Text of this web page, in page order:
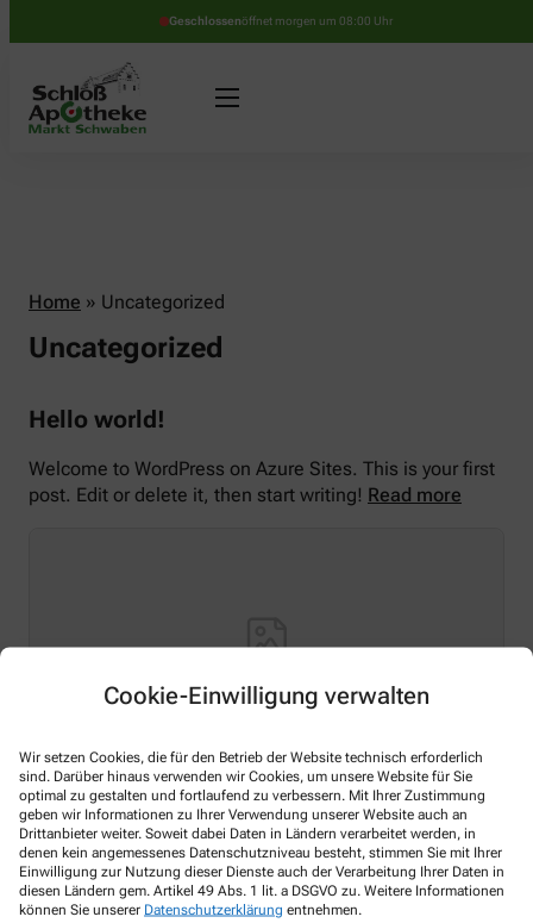
Cookie-Einwilligung verwalten
Wir setzen Cookies, die für den Betrieb der Website technisch erforderlich
sind. Darüber hinaus verwenden wir Cookies, um unsere Website für Sie
optimal zu gestalten und fortlaufend zu verbessern. Mit Ihrer Zustimmung
geben wir Informationen zu Ihrer Verwendung unserer Website auch an
Drittanbieter weiter. Soweit dabei Daten in Ländern verarbeitet werden, in
denen kein angemessenes Datenschutzniveau besteht, stimmen Sie mit Ihrer
Einwilligung zur Nutzung dieser Dienste auch der Verarbeitung Ihrer Daten in
diesen Ländern gem. Artikel 49 Abs. 1 lit. a DSGVO zu. Weitere Informationen
können Sie unserer Datenschutzerklärung entnehmen.
Geschlossenöffnet morgen um 08:00 Uhr
Home » Uncategorized
Uncategorized
Hello world!
Welcome to WordPress on Azure Sites. This is your first
post. Edit or delete it, then start writing! Read more
Hello world!
Welcome to WordPress on Azure Sites. This is your first
post. Edit or delete it, then start writing!
Mehr Lesen